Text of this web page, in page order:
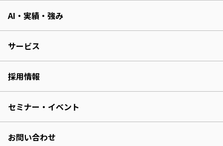
AI・実績・強み
サービス
採用情報
セミナー・イベント
お問い合わせ